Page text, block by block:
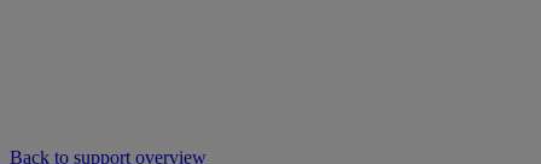
Back to support overview